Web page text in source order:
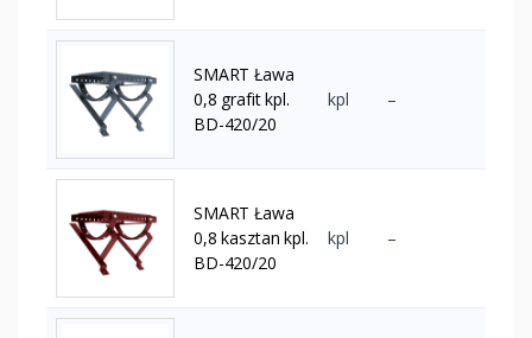
SMART Ława
0,8 grafit kpl.
BD-420/20
kpl –
SMART Ława
0,8 kasztan kpl.
BD-420/20
kpl –